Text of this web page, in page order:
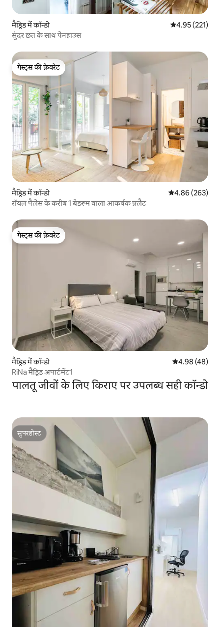
मैड्रिड में कॉन्डो औसत रेटिंग 5 में से
4.95 (221)
सुंदर छत के साथ पेनहाउस
गेस्ट्स की फ़ेवरेट
गेस्ट्स की फ़ेवरेट
मैड्रिड में कॉन्डो औसत रेटिंग 5 में से
4.86 (263)
रॉयल पैलेस के करीब 1 बेडरूम वाला आकर्षक फ़्लैट
गेस्ट्स की फ़ेवरेट
गेस्ट्स की फ़ेवरेट
मैड्रिड में कॉन्डो औसत रेटिंग 5 में
4.98 (48)
RiNa मैड्रिड अपार्टमेंट1
पालतू जीवों के लिए किराए पर उपलब्ध सही कॉन्डो
सुपरहोस्ट
सुपरहोस्ट